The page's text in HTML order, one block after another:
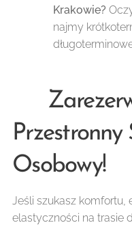
Krakowie?
najmy
🚀
Przestronny
Osobowy!
Jeśli szukasz komfortu,
elastyczności na trasie